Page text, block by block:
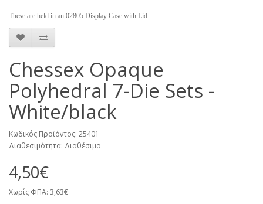
These are held in an 02805 Display Case with Lid.
Chessex Opaque
Polyhedral 7-Die Sets -
White/black
Κωδικός Προϊόντος: 25401
Διαθεσιμότητα: Διαθέσιμο
4,50€
Χωρίς ΦΠΑ: 3,63€